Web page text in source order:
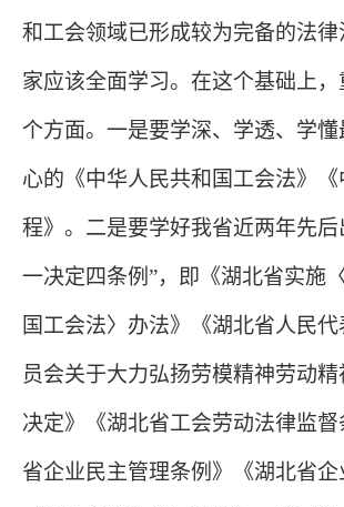
和工会领域已形成较为完备的法
家应该全面学习。在这个基础上
个方面。一是要学深、学透、学
心的《中华人民共和国工会法》
程》。二是要学好我省近两年先后
一决定四条例”，即《湖北省实施
国工会法〉办法》《湖北省人民
员会关于大力弘扬劳模精神劳动
决定》《湖北省工会劳动法律监
省企业民主管理条例》《湖北省企